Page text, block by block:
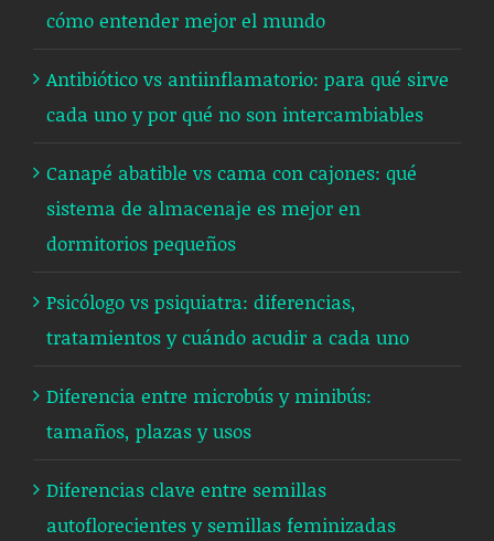
cómo entender mejor el mundo
Antibiótico vs antiinflamatorio: para qué sirve
cada uno y por qué no son intercambiables
Canapé abatible vs cama con cajones: qué
sistema de almacenaje es mejor en
dormitorios pequeños
Psicólogo vs psiquiatra: diferencias,
tratamientos y cuándo acudir a cada uno
Diferencia entre microbús y minibús:
tamaños, plazas y usos
Diferencias clave entre semillas
autoflorecientes y semillas feminizadas